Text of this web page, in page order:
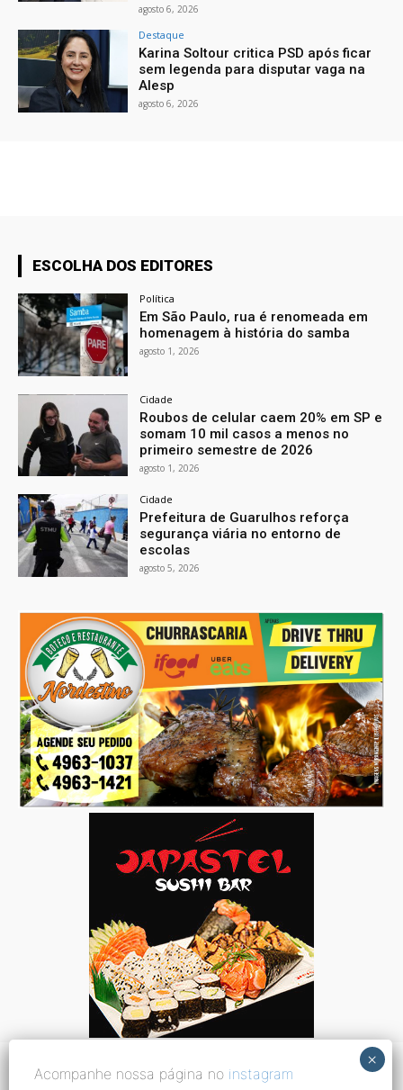
agosto 6, 2026
Destaque
Karina Soltour critica PSD após ficar
sem legenda para disputar vaga na
Alesp
agosto 6, 2026
ESCOLHA DOS EDITORES
Política
Em São Paulo, rua é renomeada em
homenagem à história do samba
agosto 1, 2026
Cidade
Roubos de celular caem 20% em SP e
somam 10 mil casos a menos no
primeiro semestre de 2026
agosto 1, 2026
Cidade
Prefeitura de Guarulhos reforça
segurança viária no entorno de
escolas
agosto 5, 2026
Acompanhe nossa página no instagram